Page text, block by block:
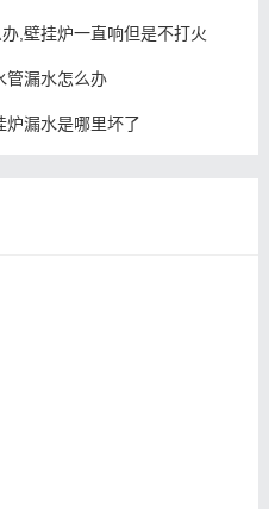
,壁挂炉一直响但是不打火
管漏水怎么办
炉漏水是哪里坏了